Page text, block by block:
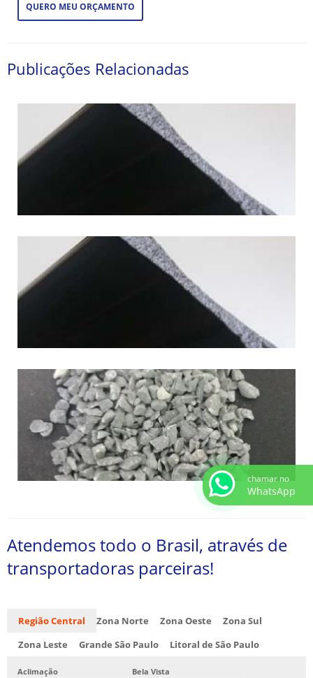
QUERO MEU ORÇAMENTO
Publicações Relacionadas
Atendemos todo o Brasil, através de
transportadoras parceiras!
Região Central Zona Norte Zona Oeste
Zona Sul
Zona Leste
Grande São Paulo Litoral de São Paulo
Aclimação
Bela Vista
chamar no
WhatsApp